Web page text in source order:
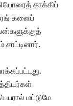
தாக்கிப்
களைப்
மட்டுமே